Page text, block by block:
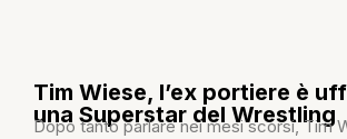
Tim Wiese, l’ex portiere è
una Superstar del Wrestling
Dopo tanto parlare nei mesi scorsi, Tim